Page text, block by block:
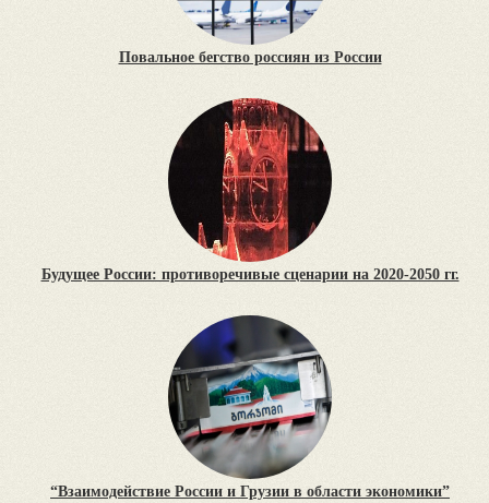
Повальное бегство россиян из России
Будущее России: противоречивые сценарии на 2020-2050 гг.
“Взаимодействие России и Грузии в области экономики”